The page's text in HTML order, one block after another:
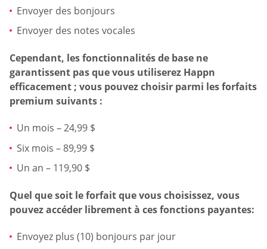
Envoyer des bonjours
Envoyer des notes vocales
Cependant, les fonctionnalités de base ne
garantissent pas que vous utiliserez Happn
efficacement ; vous pouvez choisir parmi les forfaits
premium suivants :
Un mois – 24,99 $
Six mois – 89,99 $
Un an – 119,90 $
Quel que soit le forfait que vous choisissez, vous
pouvez accéder librement à ces fonctions payantes:
Envoyez plus (10) bonjours par jour